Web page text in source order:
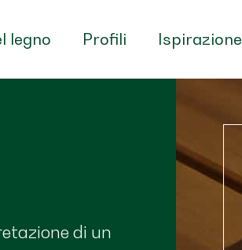
legno Profili Ispirazione
di un